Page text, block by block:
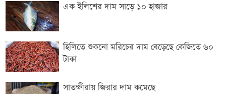
এক ইলিশের দাম সাড়ে ১০ হাজার
হিলিতে শুকনো মরিচের দাম বেড়েছে কেজিতে ৬০
টাকা
সাতক্ষীরায় জিরার দাম ক‌মে‌ছে